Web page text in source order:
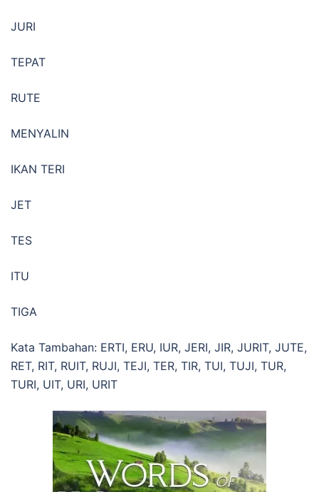
JURI
TEPAT
RUTE
MENYALIN
IKAN TERI
JET
TES
ITU
TIGA
Kata Tambahan: ERTI, ERU, IUR, JERI, JIR, JURIT, JUTE,
RET, RIT, RUIT, RUJI, TEJI, TER, TIR, TUI, TUJI, TUR,
TURI, UIT, URI, URIT